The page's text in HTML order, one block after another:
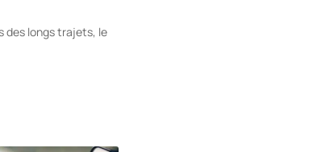
des longs trajets, le